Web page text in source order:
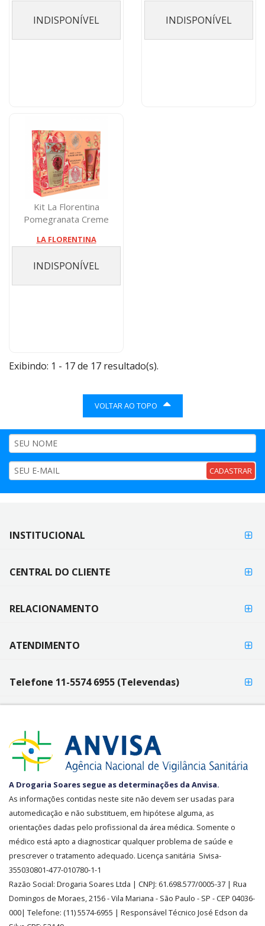
INDISPONÍVEL INDISPONÍVEL
Kit La Florentina
Pomegranata Creme
LA FLORENTINA
INDISPONÍVEL
Exibindo: 1 - 17 de 17 resultado(s).
VOLTAR AO TOPO
CADASTRAR
FORMAS
FORMAS DE
PAGAMENTO
INSTITUCIONAL
CENTRAL DO CLIENTE
RELACIONAMENTO
ATENDIMENTO
Telefone 11-5574 6955 (Televendas)
A Drogaria Soares segue as determinações da Anvisa.
As informações contidas neste site não devem ser usadas para
automedicação e não substituem, em hipótese alguma, as
orientações dadas pelo profissional da área médica. Somente o
médico está apto a diagnosticar qualquer problema de saúde e
prescrever o tratamento adequado. Licença sanitária Sivisa-
355030801-477-010780-1-1
Razão Social: Drogaria Soares Ltda | CNPJ: 61.698.577/0005-37 | Rua
Domingos de Moraes, 2156-Vila Mariana - São Paulo - SP - CEP 04036-
000| Telefone: (11)5574-6955 | Responsável Técnico José Edson da